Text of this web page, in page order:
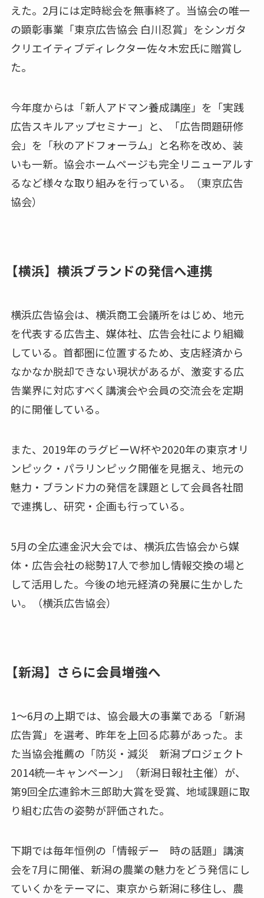
えた。2月には定時総会を無事終了。当協会の唯一
の顕彰事業「東京広告協会 白川忍賞」をシンガタ
クリエイティブディレクター佐々木宏氏に贈賞し
た。
今年度からは「新人アドマン養成講座」を「実践
広告スキルアップセミナー」と、「広告問題研修
会」を「秋のアドフォーラム」と名称を改め、装
いも一新。協会ホームページも完全リニューアルす
るなど様々な取り組みを行っている。（東京広告
協会）
【横浜】横浜ブランドの発信へ連携
横浜広告協会は、横浜商工会議所をはじめ、地元
を代表する広告主、媒体社、広告会社により組織
している。首都圏に位置するため、支店経済から
なかなか脱却できない現状があるが、激変する広
告業界に対応すべく講演会や会員の交流会を定期
的に開催している。
また、2019年のラグビーＷ杯や2020年の東京オリ
ンピック・パラリンピック開催を見据え、地元の
魅力・ブランド力の発信を課題として会員各社間
で連携し、研究・企画も行っている。
5月の全広連金沢大会では、横浜広告協会から媒
体・広告会社の総勢17人で参加し情報交換の場と
して活用した。今後の地元経済の発展に生かした
い。（横浜広告協会）
【新潟】さらに会員増強へ
1～6月の上期では、協会最大の事業である「新潟
広告賞」を選考、昨年を上回る応募があった。ま
た当協会推薦の「防災・減災 新潟プロジェクト
2014統一キャンペーン」（新潟日報社主催）が、
第9回全広連鈴木三郎助大賞を受賞、地域課題に取
り組む広告の姿勢が評価された。
下期では毎年恒例の「情報デー 時の話題」講演
会を7月に開催、新潟の農業の魅力をどう発信にし
ていくかをテーマに、東京から新潟に移住し、農